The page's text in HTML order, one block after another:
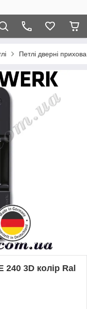
Петлі дверні
240 3D колір Ral